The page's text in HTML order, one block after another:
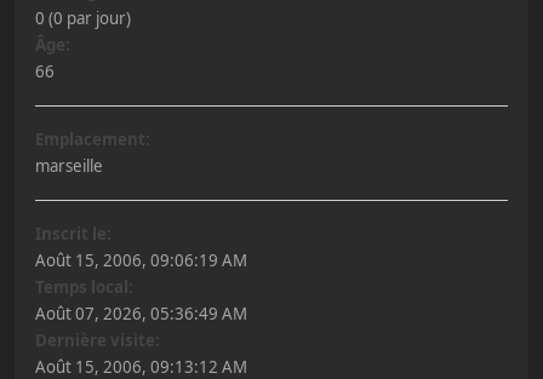
0 (0 par jour)
Âge:
66
Emplacement:
marseille
Inscrit le:
Août 15, 2006, 09:06:19 AM
Temps local:
Août 07, 2026, 05:36:49 AM
Dernière visite:
Août 15, 2006, 09:13:12 AM